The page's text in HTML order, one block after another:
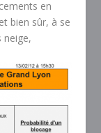
en
bien sûr, à se
neige,